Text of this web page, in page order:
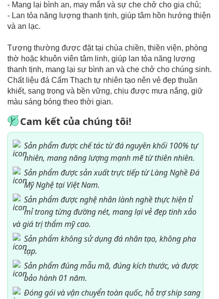
- Mang lại bình an, may mắn và sự che chở cho gia chủ;
- Lan tỏa năng lượng thanh tịnh, giúp tâm hồn hướng thiện
và an lạc.
Tượng thường được đặt tại chùa chiền, thiền viện, phòng
thờ hoặc khuôn viên tâm linh, giúp lan tỏa năng lượng
thanh tịnh, mang lại sự bình an và che chở cho chúng sinh.
Chất liệu đá Cẩm Thạch tự nhiên tạo nên vẻ đẹp thuần
khiết, sang trọng và bền vững, chịu được mưa nắng, giữ
màu sáng bóng theo thời gian.
Cam kết của chúng tôi!
Sản phẩm được chế tác từ đá nguyên khối 100% tự
nhiên, mang năng lượng mạnh mẽ từ thiên nhiên.
Sản phẩm được sản xuất trực tiếp từ Làng Nghề Đá
Mỹ Nghệ tại Việt Nam.
Sản phẩm được nghệ nhân lành nghề thực hiện tỉ
mỉ trong từng đường nét, mang lại vẻ đẹp tinh xảo
và giá trị thẩm mỹ cao.
Sản phẩm không sử dụng đá nhân tạo, không pha
tạp.
Sản phẩm đúng mẫu mã, đúng kích thước, và được
bảo hành 01 năm.
Đóng gói và vận chuyển toàn quốc, hỗ trợ ship sang